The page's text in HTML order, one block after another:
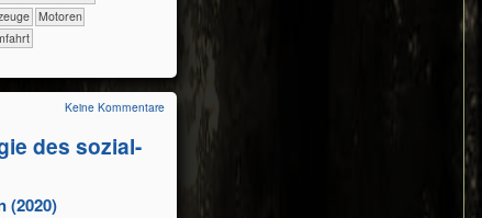
Motoren
des sozial-
(2020)
Keine Kommentare